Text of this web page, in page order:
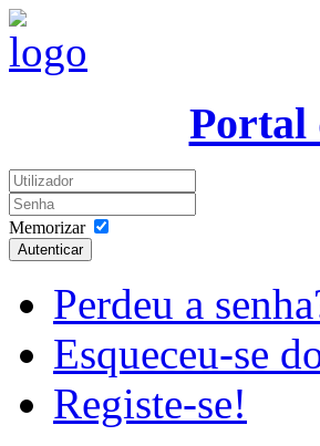
Portal
Memorizar
Autenticar
Perdeu a
Esqueceu-se
Registe-se!